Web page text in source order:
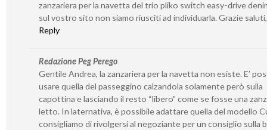
zanzariera per la navetta del trio pliko switch easy-drive
sul vostro sito non siamo riusciti ad individuarla. Grazie
Reply
Redazione Peg Perego
Gentile Andrea, la zanzariera per la navetta non esiste. E’
usare quella del passeggino calzandola solamente però sulla
capottina e lasciando il resto “libero” come se fosse una
letto. In laternativa, è possibile adattare quella del modello
consigliamo di rivolgersi al negoziante per un consiglio sulla